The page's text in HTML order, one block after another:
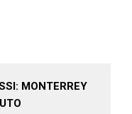
MONTERREY